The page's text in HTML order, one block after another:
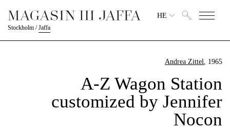
Stockholm /Jaffa
HE
Andrea Zittel, 1965
A-Z Wagon Station
customized by Jennifer
Nocon